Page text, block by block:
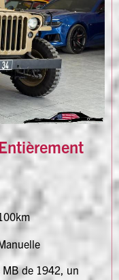
MB de 1942, un